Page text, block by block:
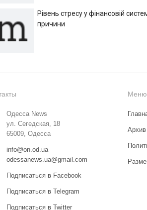
Рівень стресу у фінансовій
причини
Одесса News
ул. Сегедская, 18
65009, Одесса
info@on.od.ua
odessanews.ua@gmail.com
Подписаться в Facebook
Подписаться в Telegram
Подписаться в Twitter
Меню
Архив